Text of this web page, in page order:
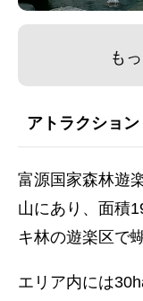
も
アトラクション
富源国家森林遊
山にあり、面積
キ林の遊楽区で
エリア内には